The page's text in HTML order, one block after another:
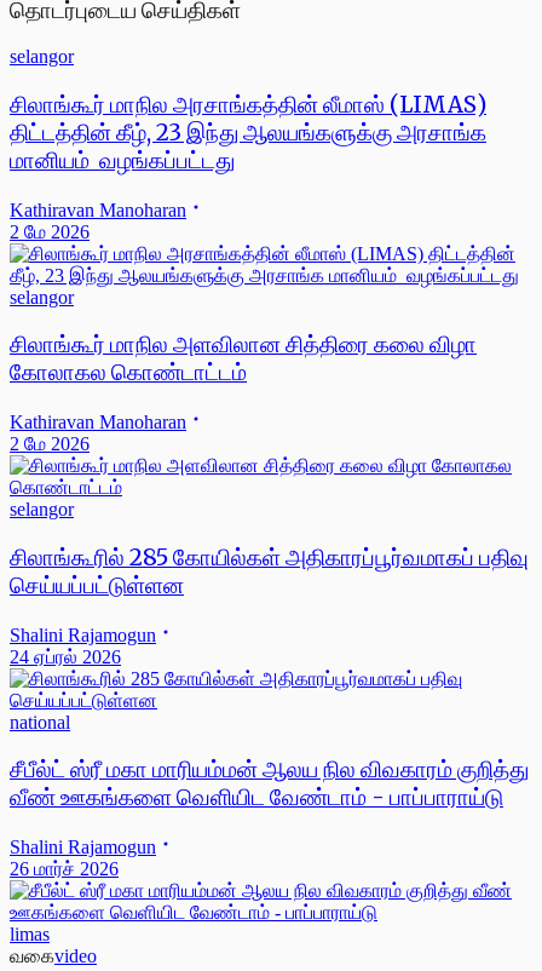
தொடர்புடைய செய்திகள்
selangor
சிலாங்கூர் மாநில அரசாங்கத்தின் லீமாஸ் (LIMAS)
திட்டத்தின் கீழ், 23 இந்து ஆலயங்களுக்கு அரசாங்க
மானியம் வழங்கப்பட்டது
Kathiravan Manoharan
2 மே 2026
selangor
சிலாங்கூர் மாநில அளவிலான சித்திரை கலை விழா
கோலாகல கொண்டாட்டம்
Kathiravan Manoharan
2 மே 2026
selangor
சிலாங்கூரில் 285 கோயில்கள் அதிகாரப்பூர்வமாகப் பதிவு
செய்யப்பட்டுள்ளன
Shalini Rajamogun
24 ஏப்ரல் 2026
national
சீபீல்ட் ஸ்ரீ மகா மாரியம்மன் ஆலய நில விவகாரம் குறித்து
வீண் ஊகங்களை வெளியிட வேண்டாம் - பாப்பாராய்டு
Shalini Rajamogun
26 மார்ச் 2026
limas
வகைvideo